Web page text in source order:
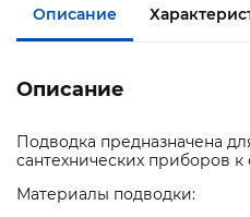
Описание
Описание
Подводка предназначена
сантехнических приборов
Материалы подводки: